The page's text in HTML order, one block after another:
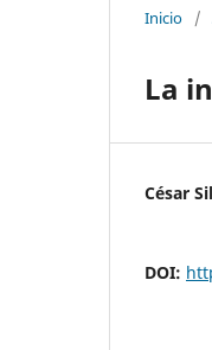
Inicio /
La
César
DOI: